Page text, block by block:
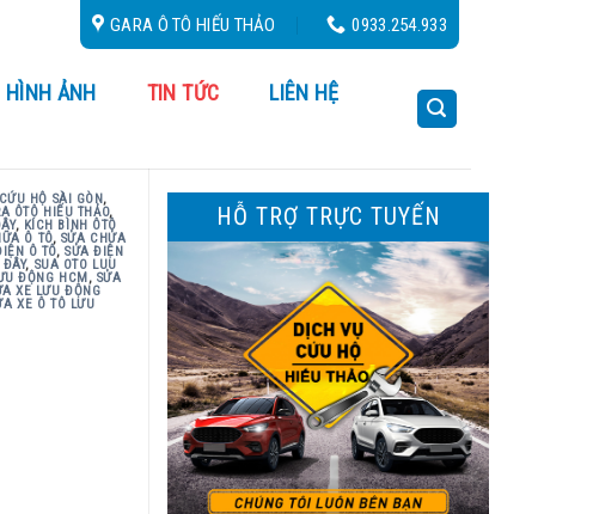
24 GARA Ô TÔ HIẾU THẢO 0933.254.933
HÌNH ẢNH TIN TỨC
LIÊN HỆ
CỨU HỘ SÀI GÒN,
ÔTÔ HIẾU THẢO,
, KÍCH BÌNH ÔTÔ
Ô TÔ, SỬA CHỬA
Ô TÔ,SỬA ĐIỆN
ĐÂY, SUA OTO LUU
ĐỘNG HCM, SỬA
XE LƯU ĐỘNG
XE Ô TÔ LƯU
HỖ TRỢ TRỰC TUYẾN